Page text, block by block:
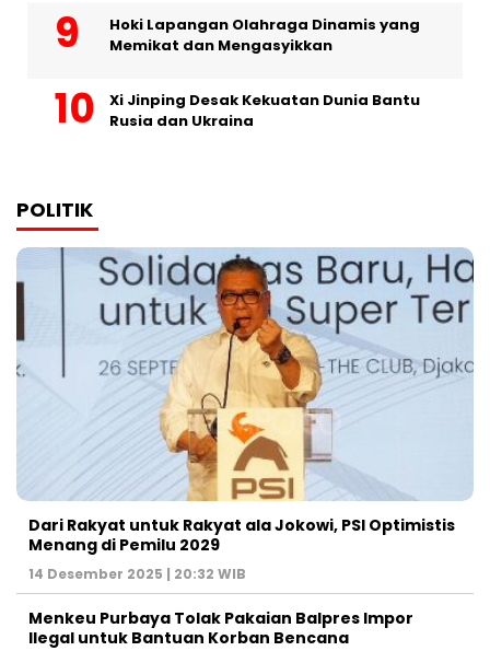
Hoki Lapangan Olahraga Dinamis yang
Memikat dan Mengasyikkan
Xi Jinping Desak Kekuatan Dunia Bantu
Rusia dan Ukraina
POLITIK
Dari Rakyat untuk Rakyat ala Jokowi, PSI Optimistis
Menang di Pemilu 2029
14 Desember 2025 | 20:32 WIB
Menkeu Purbaya Tolak Pakaian Balpres Impor
Ilegal untuk Bantuan Korban Bencana